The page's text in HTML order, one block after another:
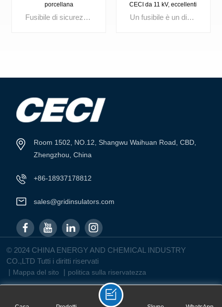
porcellana
Fusibile di sicurezza per esterni Tensione nominale: 3 kV, 10 kV, 15 kV, 24 kV, 27 kV, 33 kV, 36 kV Corrente fino a: 100 A, 200 A
SCOPRI DI
PIÙ
CECI da 11 kV, eccellenti
fusibili
Un fusibile è un dispositivo di protezione da sovracorrente compatto che fonde il suo elemento interno quando la corrente supera un limite impostato, interrompendo istantaneamente il circuito. Ampiamente utilizzati nella distribuzione di energia, nei quadri elettrici, nei trasformatori e nei quadri di controllo, i fusibili di alta qualità garantiscono un rapido isolamento dei guasti, migliorano la sicurezza dei circuiti e l’affidabilità del sistema.
Room 1502, NO.12, Shangwu Waihuan Road, CBD,
Zhengzhou, China
+86-18937178812
sales@gridinsulators.com
© 2024 CHINA ENERGY AND CHEMICAL INDUSTRY
CO.,LTD Tutti i diritti riservati
| Mappa del sito | politica sulla riservatezza